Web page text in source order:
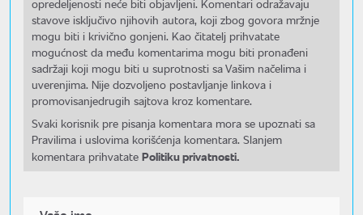
opredeljenosti neće biti objavljeni. Komentari odražavaju
stavove isključivo njihovih autora, koji zbog govora mržnje
mogu biti i krivično gonjeni. Kao čitatelj prihvatate
mogućnost da među komentarima mogu biti pronađeni
sadržaji koji mogu biti u suprotnosti sa Vašim načelima i
uverenjima. Nije dozvoljeno postavljanje linkova i
promovisanjedrugih sajtova kroz komentare.
Svaki korisnik pre pisanja komentara mora se upoznati sa
Pravilima i uslovima korišćenja komentara. Slanjem
komentara prihvatate Politiku privatnosti.